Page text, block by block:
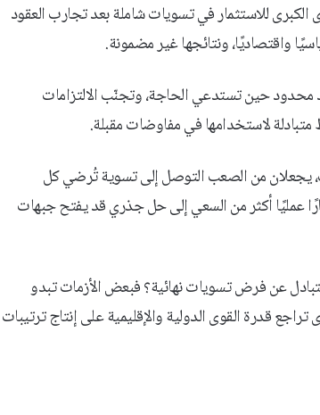
للاستثمار في تسويات شاملة بعد تجارب العقود
واقتصاديًا، ونتائجها غير مضمونة.
محدود حين تستدعي الحاجة، وتجنّب الالتزامات
لاستخدامها في مفاوضات مقبلة.
يجعلان من الصعب التوصل إلى تسوية تُرضي كل
عمليًا أكثر من السعي إلى حل جذري قد يفتح جبهات
عن فرض تسويات نهائية؟ فبعض الأزمات تبدو
قدرة القوى الدولية والإقليمية على إنتاج ترتيبات